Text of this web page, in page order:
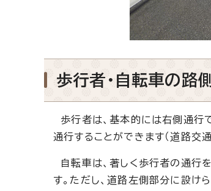
歩行者・自転車の路
歩行者は、基本的には右側通行
通行することができます（道路交
自転車は、著しく歩行者の通行
す。ただし、道路左側部分に設け